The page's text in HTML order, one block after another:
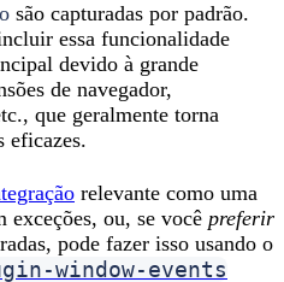
são capturadas por padrão.
essa funcionalidade
devido à grande
de navegador,
que geralmente torna
eficazes.
relevante como uma
ou, se você preferir
pode fazer isso usando o
window-events